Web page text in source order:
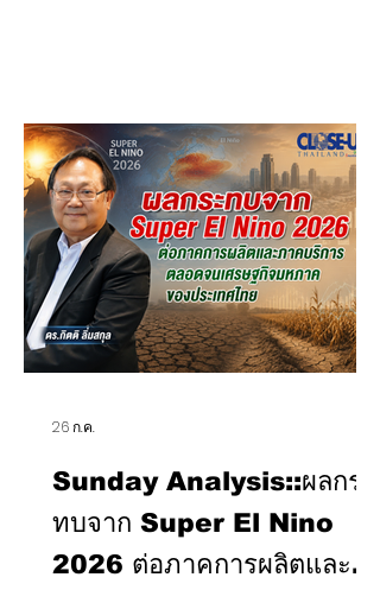
ส.ส. กรุงเทพฯ พรรคประชาชน และ รอง
ประธานกรรมาธิการการเงิน การคลัง
สถาบันการเงินและตลาดการเงิน สภาผู้
แทนราษฎร เปิดเผยว่า ต้องมีการประเมิน
ผลกระทบมาตรา 301 ต่อภาคส่งออกไทย
ให้ชัดเจน และ เตรียมกา
Sunday Analysis::ผลกระ
ทบจาก Super El Nino
2026 ต่อภาคการผลิตและ
26 ก.ค.